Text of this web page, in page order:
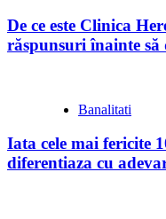
De ce este Clinica
răspunsuri înainte să
Banalitati
Iata cele mai fericite
diferentiaza cu